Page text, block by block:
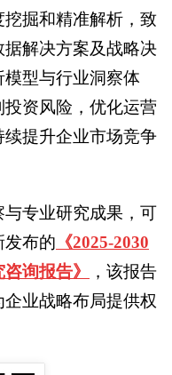
掘和精准解析，致
解决方案及战略决
型与行业洞察体
资风险，优化运营
提升企业市场竞争
专业研究成果，可
发布的 《2025-2030
询报告》
，该报告
业战略布局提供权